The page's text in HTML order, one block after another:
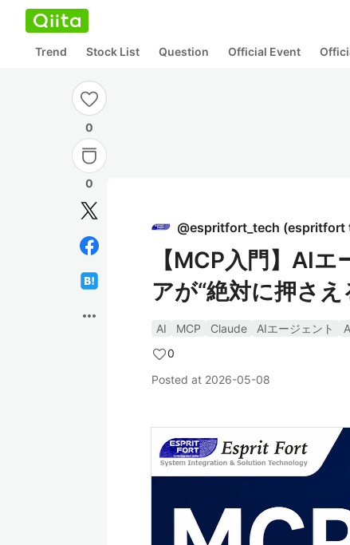
Trend Stock List Question Official Event
0
0
more_horiz
@espritfort_tech (espritfort
【MCP入門】AI
アが“絶対に押さ
AI MCP Claude AIエージェント
0
Posted at 2026-05-08